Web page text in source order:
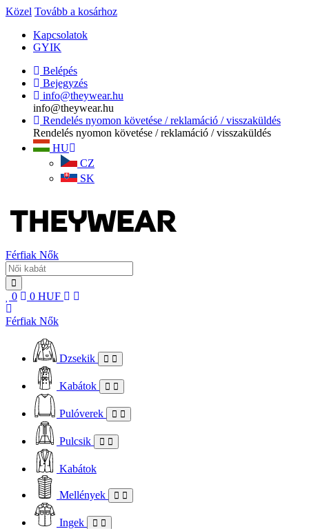
Közel Tovább a kosárhoz
Kapcsolatok
GYIK
Belépés
Bejegyzés
info@theywear.hu
info@theywear.hu
Rendelés nyomon követése / reklamáció / visszaküldés
Rendelés nyomon követése / reklamáció / visszaküldés
HU
CZ
SK
Férfiak Nők
0 0 HUF
Férfiak Nők
Dzsekik
Kabátok
Pulóverek
Pulcsik
Kabátok
Mellények
Ingek